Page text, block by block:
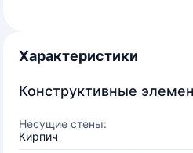
Характеристики
Конструктивные
Несущие стены:
Кирпич